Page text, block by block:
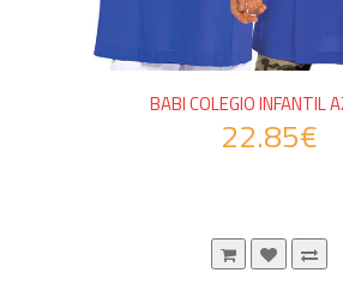
BABI COLEGIO INFANTIL
22.85€